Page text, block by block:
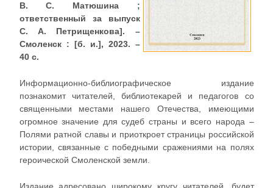
В. С. Матюшина ;
ответственный за выпуск
С. А. Петрищенкова]. –
Смоленск : [б. и.], 2023. –
40 с.
Информационно-библиографическое издание
познакомит читателей, библиотекарей и педагогов со
священными местами нашего Отечества, имеющими
огромное значение для судеб страны и всего народа –
Полями ратной славы и приоткроет страницы российской
истории, связанные с победными сражениями на полях
героической Смоленской земли.
Издание адресовано широкому кругу читателей, будет